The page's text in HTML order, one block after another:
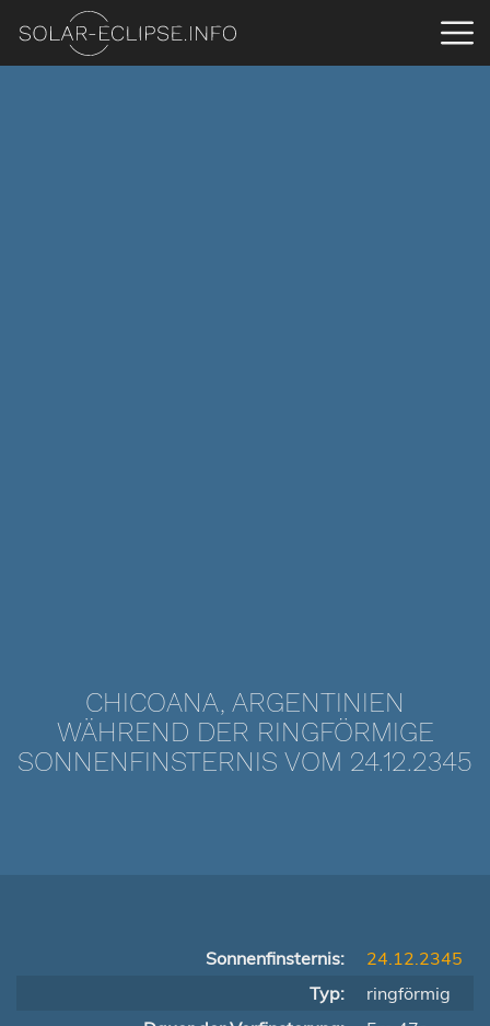
CHICOANA, ARGENTINIEN
WÄHREND DER RINGFÖRMIGE
SONNENFINSTERNIS VOM 24.12.2345
Sonnenfinsternis:
24.12.2345
Typ:
ringförmig